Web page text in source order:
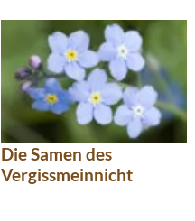
Die Samen des
Vergissmeinnicht